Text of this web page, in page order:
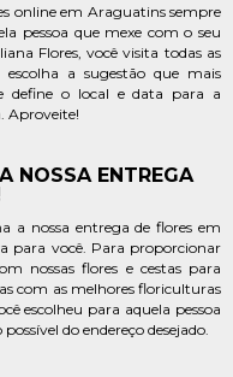
online em Araguatins sempre
pessoa que mexe com o seu
Flores, você visita todas as
escolha a sugestão que mais
define o local e data para a
Aproveite!
NOSSA ENTREGA
a nossa entrega de flores em
para você. Para proporcionar
nossas flores e cestas para
com as melhores floriculturas
escolheu para aquela pessoa
do endereço desejado.